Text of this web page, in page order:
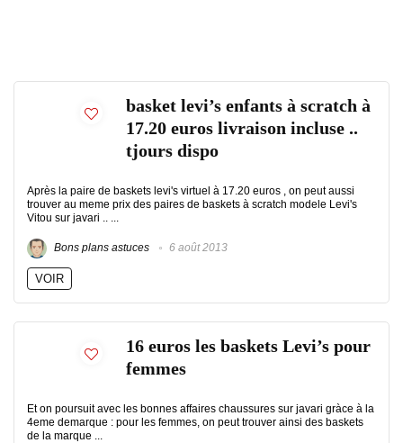
basket levi’s enfants à scratch à
17.20 euros livraison incluse ..
tjours dispo
Après la paire de baskets levi's virtuel à 17.20 euros , on peut aussi
trouver au meme prix des paires de baskets à scratch modele Levi's
Vitou sur javari .. ...
Bons plans astuces 6 août 2013
VOIR
16 euros les baskets Levi’s pour
femmes
Et on poursuit avec les bonnes affaires chaussures sur javari gràce à la
4eme demarque : pour les femmes, on peut trouver ainsi des baskets
de la marque ...